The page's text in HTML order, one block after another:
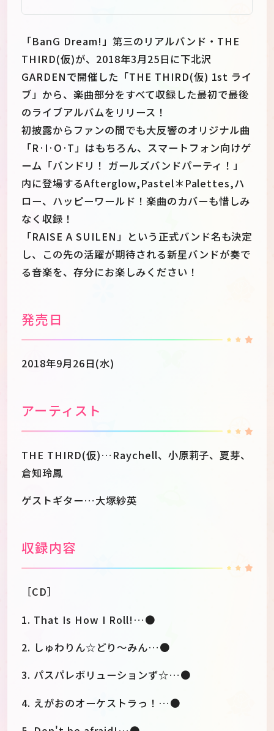
「BanG Dream!」第三のリアルバンド・THE
THIRD(仮)が、2018年3月25日に下北沢
GARDENで開催した「THE THIRD(仮) 1st ライ
ブ」から、楽曲部分をすべて収録した最初で最後
のライブアルバムをリリース！
初披露からファンの間でも大反響のオリジナル曲
「R·I·O·T」はもちろん、スマートフォン向けゲ
ーム「バンドリ！ ガールズバンドパーティ！」
内に登場するAfterglow,Pastel＊Palettes,ハ
ロー、ハッピーワールド！楽曲のカバーも惜しみ
なく収録！
「RAISE A SUILEN」という正式バンド名も決定
し、この先の活躍が期待される新星バンドが奏で
る音楽を、存分にお楽しみください！
発売日
2018年9月26日(水)
アーティスト
THE THIRD(仮)…Raychell、小原莉子、夏芽、
倉知玲鳳
ゲストギター…大塚紗英
収録内容
［CD］
1. That Is How I Roll!…●
2. しゅわりん☆どり～みん…●
3. パスパレボリューションず☆…●
4. えがおのオーケストラっ！…●